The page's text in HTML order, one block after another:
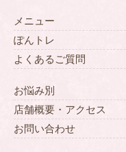
メニュー
ぽんトレ
よくあるご質問
お悩み別
店舗概要・アクセス
お問い合わせ